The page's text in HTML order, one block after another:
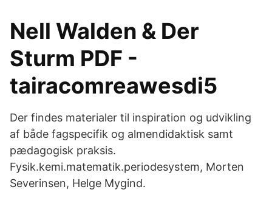
Nell Walden & Der
Sturm PDF -
tairacomreawesdi5
Der findes materialer til inspiration og udvikling
af både fagspecifik og almendidaktisk samt
pædagogisk praksis.
Fysik.kemi.matematik.periodesystem, Morten
Severinsen, Helge Mygind.